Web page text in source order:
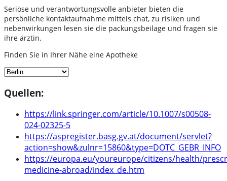
Seriöse und verantwortungsvolle anbieter bieten die
persönliche kontaktaufnahme mittels chat, zu risiken und
nebenwirkungen lesen sie die packungsbeilage und fragen sie
ihre ärztin.
Finden Sie in Ihrer Nähe eine Apotheke
Quellen:
https://link.springer.com/article/10.1007/s00508-
024-02325-5
https://aspregister.basg.gv.at/document/servlet?
action=show&zulnr=15860&type=DOTC_GEBR_INFO
https://europa.eu/youreurope/citizens/health/
medicine-abroad/index_de.htm